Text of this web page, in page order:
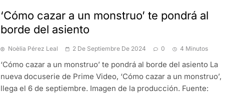
‘Cómo cazar a un monstruo’ te pondrá al
borde del asiento
Noèlia Pérez Leal 2 De Septiembre De 2024 0 4 Minutos
‘Cómo cazar a un monstruo’ te pondrá al borde del asiento La
nueva docuserie de Prime Video, ‘Cómo cazar a un monstruo’,
llega el 6 de septiembre. Imagen de la producción. Fuente: